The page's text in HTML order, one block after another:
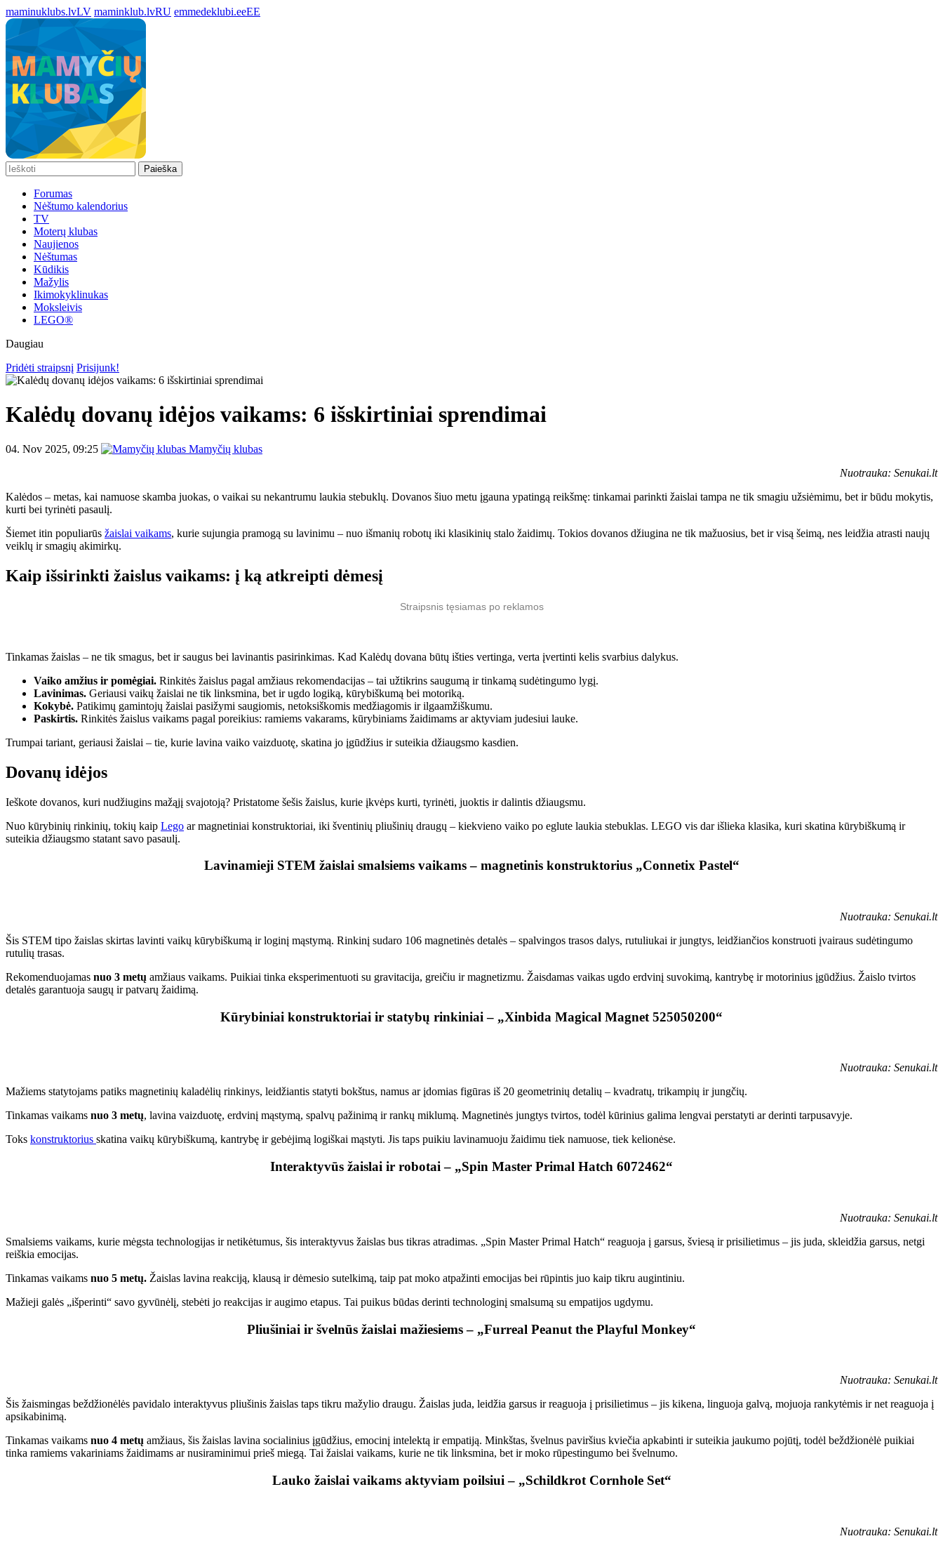
maminuklubs.lvLV maminklub.lvRU emmedeklubi.eeEE
Paieška
Forumas
Nėštumo kalendorius
TV
Moterų klubas
Naujienos
Nėštumas
Kūdikis
Mažylis
Ikimokyklinukas
Moksleivis
LEGO®
Daugiau
Pridėti straipsnį Prisijunk!
Kalėdų dovanų idėjos vaikams: 6 išskirtiniai sprendimai
04. Nov 2025, 09:25
Mamyčių klubas
Nuotrauka: Senukai.lt
Kalėdos – metas, kai namuose skamba juokas, o vaikai su nekantrumu laukia stebuklų. Dovanos šiuo metu įgauna ypatingą reikšmę: tinkamai parinkti žaislai tampa ne tik smagiu užsiėmimu, bet ir būdu mokytis,
kurti bei tyrinėti pasaulį.
Šiemet itin populiarūs žaislai vaikams, kurie sujungia pramogą su lavinimu – nuo išmanių robotų iki klasikinių stalo žaidimų. Tokios dovanos džiugina ne tik mažuosius, bet ir visą šeimą, nes leidžia atrasti naujų
veiklų ir smagių akimirkų.
Kaip išsirinkti žaislus vaikams: į ką atkreipti dėmesį
Straipsnis tęsiamas po reklamos
Tinkamas žaislas – ne tik smagus, bet ir saugus bei lavinantis pasirinkimas. Kad Kalėdų dovana būtų išties vertinga, verta įvertinti kelis svarbius dalykus.
Vaiko amžius ir pomėgiai. Rinkitės žaislus pagal amžiaus rekomendacijas – tai užtikrins saugumą ir tinkamą sudėtingumo lygį.
Lavinimas. Geriausi vaikų žaislai ne tik linksmina, bet ir ugdo logiką, kūrybiškumą bei motoriką.
Kokybė. Patikimų gamintojų žaislai pasižymi saugiomis, netoksiškomis medžiagomis ir ilgaamžiškumu.
Paskirtis. Rinkitės žaislus vaikams pagal poreikius: ramiems vakarams, kūrybiniams žaidimams ar aktyviam judesiui lauke.
Trumpai tariant, geriausi žaislai – tie, kurie lavina vaiko vaizduotę, skatina jo įgūdžius ir suteikia džiaugsmo kasdien.
Dovanų idėjos
Ieškote dovanos, kuri nudžiugins mažąjį svajotoją? Pristatome šešis žaislus, kurie įkvėps kurti, tyrinėti, juoktis ir dalintis džiaugsmu.
Nuo kūrybinių rinkinių, tokių kaip Lego ar magnetiniai konstruktoriai, iki šventinių pliušinių draugų – kiekvieno vaiko po eglute laukia stebuklas. LEGO vis dar išlieka klasika, kuri skatina kūrybiškumą ir
suteikia džiaugsmo statant savo pasaulį.
Lavinamieji STEM žaislai smalsiems vaikams – magnetinis konstruktorius „Connetix Pastel“
Nuotrauka: Senukai.lt
Šis STEM tipo žaislas skirtas lavinti vaikų kūrybiškumą ir loginį mąstymą. Rinkinį sudaro 106 magnetinės detalės – spalvingos trasos dalys, rutuliukai ir jungtys, leidžiančios konstruoti įvairaus sudėtingumo
rutulių trasas.
Rekomenduojamas nuo 3 metų amžiaus vaikams. Puikiai tinka eksperimentuoti su gravitacija, greičiu ir magnetizmu. Žaisdamas vaikas ugdo erdvinį suvokimą, kantrybę ir motorinius įgūdžius. Žaislo tvirtos
detalės garantuoja saugų ir patvarų žaidimą.
Kūrybiniai konstruktoriai ir statybų rinkiniai – „Xinbida Magical Magnet 525050200“
Nuotrauka: Senukai.lt
Mažiems statytojams patiks magnetinių kaladėlių rinkinys, leidžiantis statyti bokštus, namus ar įdomias figūras iš 20 geometrinių detalių – kvadratų, trikampių ir jungčių.
Tinkamas vaikams nuo 3 metų, lavina vaizduotę, erdvinį mąstymą, spalvų pažinimą ir rankų miklumą. Magnetinės jungtys tvirtos, todėl kūrinius galima lengvai perstatyti ar derinti tarpusavyje.
Toks konstruktorius skatina vaikų kūrybiškumą, kantrybę ir gebėjimą logiškai mąstyti. Jis taps puikiu lavinamuoju žaidimu tiek namuose, tiek kelionėse.
Interaktyvūs žaislai ir robotai – „Spin Master Primal Hatch 6072462“
Nuotrauka: Senukai.lt
Smalsiems vaikams, kurie mėgsta technologijas ir netikėtumus, šis interaktyvus žaislas bus tikras atradimas. „Spin Master Primal Hatch“ reaguoja į garsus, šviesą ir prisilietimus – jis juda, skleidžia garsus, netgi
reiškia emocijas.
Tinkamas vaikams nuo 5 metų. Žaislas lavina reakciją, klausą ir dėmesio sutelkimą, taip pat moko atpažinti emocijas bei rūpintis juo kaip tikru augintiniu.
Mažieji galės „išperinti“ savo gyvūnėlį, stebėti jo reakcijas ir augimo etapus. Tai puikus būdas derinti technologinį smalsumą su empatijos ugdymu.
Pliušiniai ir švelnūs žaislai mažiesiems – „Furreal Peanut the Playful Monkey“
Nuotrauka: Senukai.lt
Šis žaismingas beždžionėlės pavidalo interaktyvus pliušinis žaislas taps tikru mažylio draugu. Žaislas juda, leidžia garsus ir reaguoja į prisilietimus – jis kikena, linguoja galvą, mojuoja rankytėmis ir net reaguoja į
apsikabinimą.
Tinkamas vaikams nuo 4 metų amžiaus, šis žaislas lavina socialinius įgūdžius, emocinį intelektą ir empatiją. Minkštas, švelnus paviršius kviečia apkabinti ir suteikia jaukumo pojūtį, todėl beždžionėlė puikiai
tinka ramiems vakariniams žaidimams ar nusiraminimui prieš miegą. Tai žaislai vaikams, kurie ne tik linksmina, bet ir moko rūpestingumo bei švelnumo.
Lauko žaislai vaikams aktyviam poilsiui – „Schildkrot Cornhole Set“
Nuotrauka: Senukai.lt